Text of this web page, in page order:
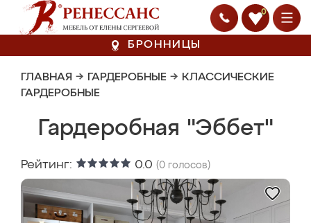
0
БРОННИЦЫ
ГЛАВНАЯ → ГАРДЕРОБНЫЕ → КЛАССИЧЕСКИЕ
ГАРДЕРОБНЫЕ
Гардеробная "Эббет"
Рейтинг: 0.0 (0 голосов)